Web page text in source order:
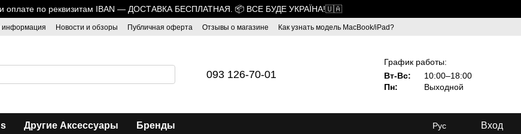
и оплате по реквизитам IBAN — ДОСТАВКА БЕСПЛАТНАЯ. 📦 ВСЕ БУДЕ УКРАЇНА!🇺🇦
информация Новости и обзоры Публичная оферта Отзывы о магазине
Как узнать модель MacBook/iPad?
093 126-70-01
График работы:
Вт-Вс:
10:00–18:00
Пн:
Выходной
Другие Аксессуары Бренды Рус Вход